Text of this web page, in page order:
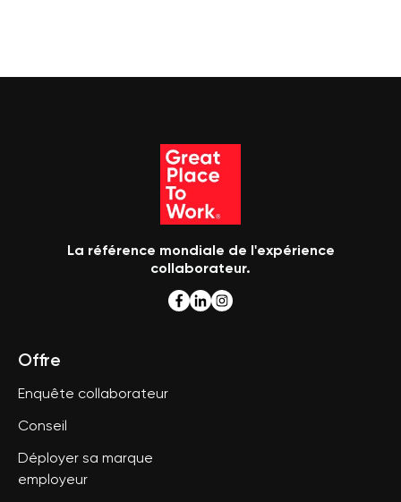
La référence mondiale de l'expérience
collaborateur.
Offre
Enquête collaborateur
Conseil
Déployer sa marque
employeur